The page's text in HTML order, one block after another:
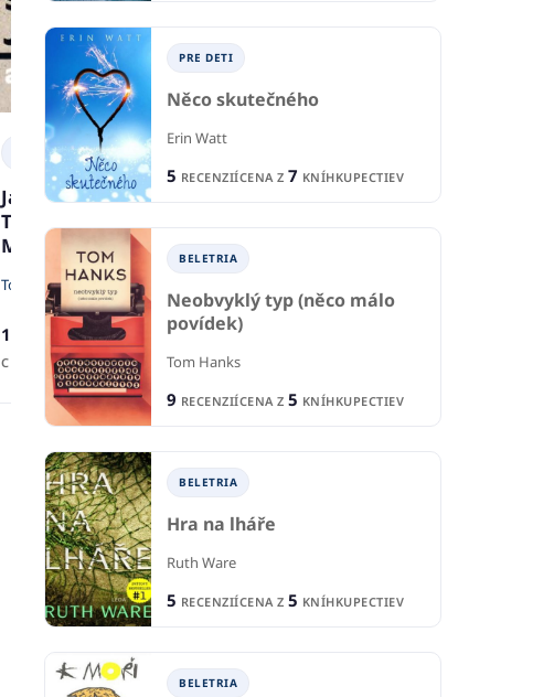
BELETRIA
Jajkele pri káve s
Tomášom Janovicom a
Mirom Cipárom
Tomáš Janovic
1
RECENCIA
CENA Z 5KNÍHKUPECTIEV
Abby Fabiaschi
PRE DETI
Něco skutečného
Erin Watt
5 RECENZIÍCENA Z 7 KNÍHKUPECTIEV
BELETRIA
Neobvyklý typ (něco málo
povídek)
Tom Hanks
9 RECENZIÍCENA Z 5 KNÍHKUPECTIEV
BELETRIA
Hra na lháře
Ruth Ware
5 RECENZIÍCENA Z 5 KNÍHKUPECTIEV
BELETRIA